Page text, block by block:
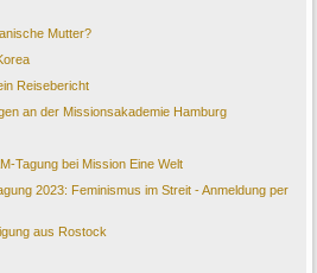
Mutter?
Reisebericht
an der Missionsakademie Hamburg
Tagung bei Mission Eine Welt
2023: Feminismus im Streit - Anmeldung per
aus Rostock